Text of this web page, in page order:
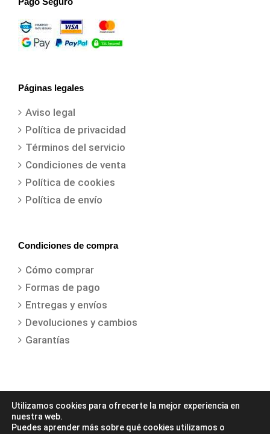
Páginas legales
Aviso legal
Política de privacidad
Términos del servicio
Condiciones de venta
Política de cookies
Política de envío
Condiciones de compra
Cómo comprar
Formas de pago
Entregas y envíos
Devoluciones y cambios
Garantías
COPYRIGHT 2021 | Todos los derechos reservados | Creado por
Utilizamos cookies para ofrecerte la mejor experiencia en
nuestra web.
Puedes aprender más sobre qué cookies utilizamos o